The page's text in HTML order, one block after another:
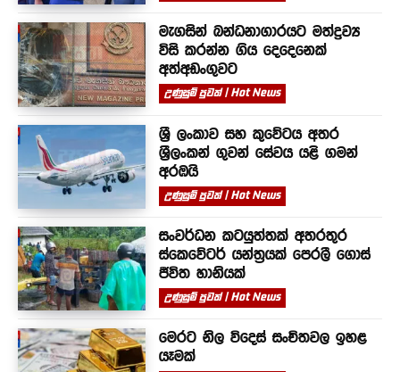
මැගසින් බන්ධනාගාරයට මත්ද්‍රව්‍ය
විසි කරන්න ගිය දෙදෙනෙක්
අත්අඩංගුවට
උණුසුම් පුවත් | Hot News
ශ්‍රී ලංකාව සහ කුවේටය අතර
ශ්‍රීලංකන් ගුවන් සේවය යළි ගමන්
අරඹයි
උණුසුම් පුවත් | Hot News
සංවර්ධන කටයුත්තක් අතරතුර
ස්කෙවේටර් යන්ත්‍රයක් පෙරලී ගොස්
ජීවිත හානියක්
උණුසුම් පුවත් | Hot News
මෙරට නිල විදෙස් සංචිතවල ඉහළ
යෑමක්